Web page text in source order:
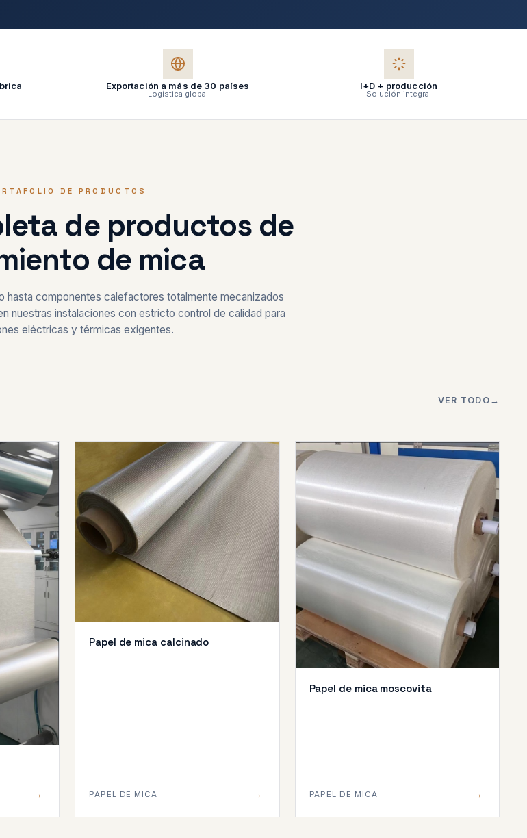
Exportación a más de 30 países
Logística global
I+D + producción
Solución integral
DE PRODUCTOS
de productos de
de mica
hasta componentes calefactores totalmente mecanizados
nuestras instalaciones con estricto control de calidad para
eléctricas y térmicas exigentes.
VER TODO
→
Papel de mica calcinado
PAPEL DE MICA →
Papel de mica moscovita
PAPEL DE MICA →